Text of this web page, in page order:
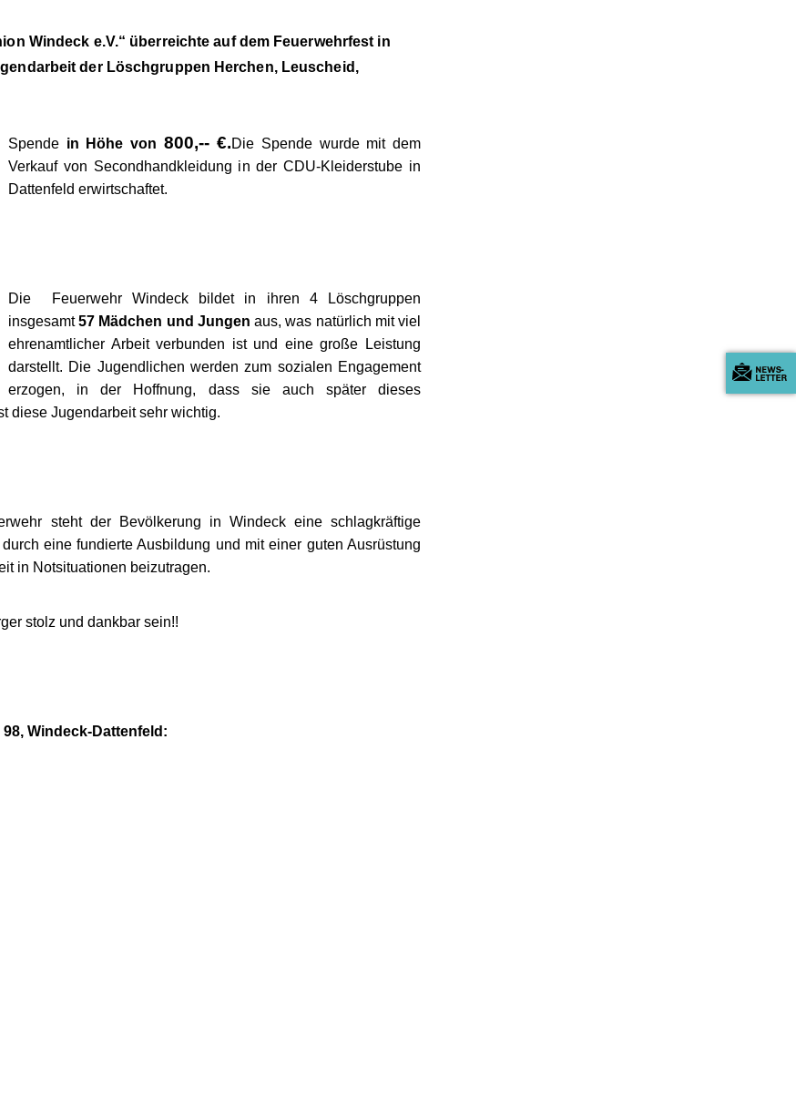
Windeck e.V.“ überreichte auf dem Feuerwehrfest in
der Löschgruppen Herchen, Leuscheid,
Spende in Höhe von 800,-- €.Die Spende wurde mit dem
Verkauf von Secondhandkleidung in der CDU-Kleiderstube in
Dattenfeld erwirtschaftet.
Die Feuerwehr Windeck bildet in ihren 4 Löschgruppen
insgesamt57 Mädchen und Jungen aus, was natürlich mit viel
ehrenamtlicher Arbeit verbunden ist und eine große Leistung
darstellt. Die Jugendlichen werden zum sozialen Engagement
erzogen, in der Hoffnung, dass sie auch später dieses
diese Jugendarbeit sehr wichtig.
steht der Bevölkerung in Windeck eine schlagkräftige
eine fundierte Ausbildung und mit einer guten Ausrüstung
in Notsituationen beizutragen.
stolz und dankbar sein!!
Windeck-Dattenfeld: